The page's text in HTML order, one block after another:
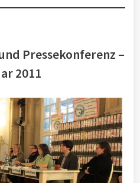
Pressekonferenz –
2011